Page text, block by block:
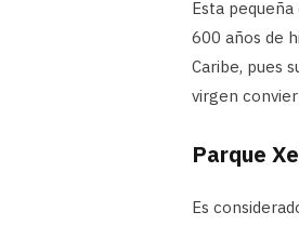
Esta
600 años de
Caribe, pues
virgen
Parque
Es